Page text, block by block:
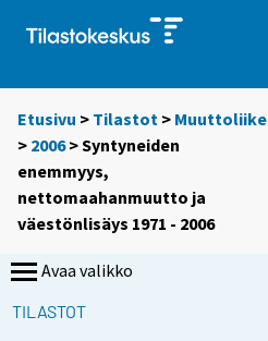
Etusivu > Tilastot > Muuttoliike
> 2006> Syntyneiden
enemmyys,
nettomaahanmuutto ja
väestönlisäys 1971 - 2006
Avaa valikko
TILASTOT